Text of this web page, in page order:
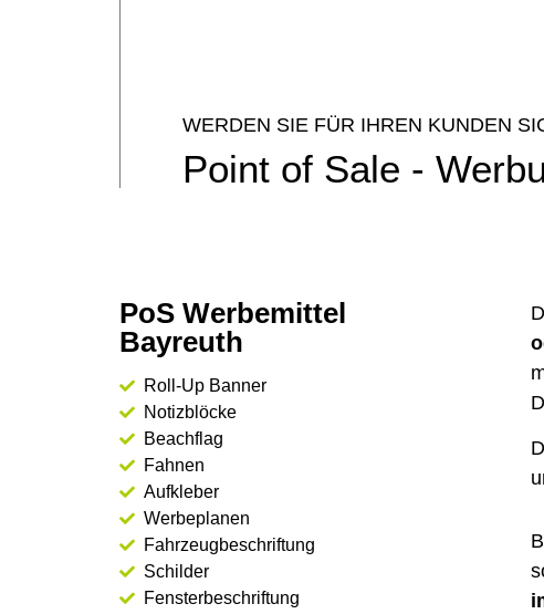
WERDEN SIE FÜR IHREN KUNDEN
Point of Sale -
PoS Werbemittel
Bayreuth
Roll-Up Banner
Notizblöcke
Beachflag
Fahnen
Aufkleber
Werbeplanen
Fahrzeugbeschriftung
Schilder
Fensterbeschriftung